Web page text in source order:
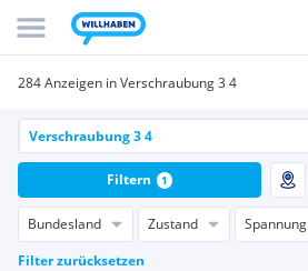
284 Anzeigen in Verschraubung 3 4
Bundesland Zustand Spannung
Filter zurücksetzen
Filtern 1